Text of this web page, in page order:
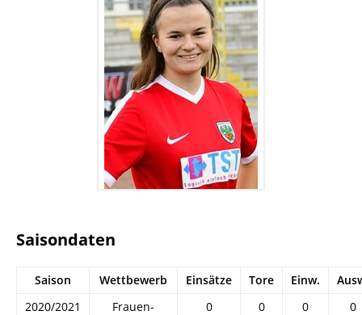
Saisondaten
Saison Wettbewerb Einsätze Tore Einw.
2020/2021
Frauen-
0 0 0 0